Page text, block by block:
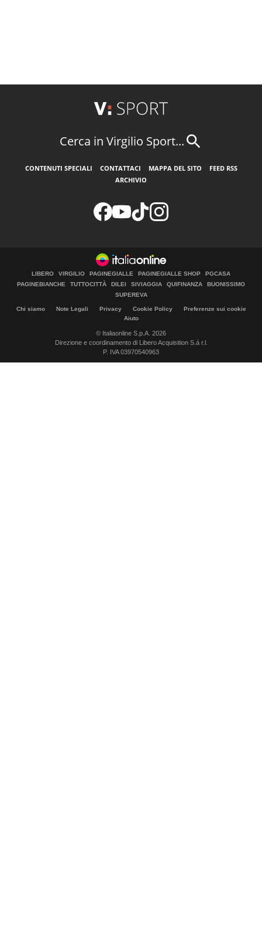
Cerca in Virgilio Sport...
CONTENUTI SPECIALI CONTATTACI MAPPA DEL SITO
FEED RSS
ARCHIVIO
LIBERO VIRGILIO PAGINEGIALLE PAGINEGIALLE SHOP
PGCASA
PAGINEBIANCHE
TUTTOCITTÀ DILEI SIVIAGGIA QUIFINANZA
BUONISSIMO
SUPEREVA
Chi siamo Note Legali Privacy Cookie Policy
Preferenze sui cookie
Aiuto
© Italiaonline S.p.A. 2026
Direzione e coordinamento di Libero Acquisition S.á r.l.
P. IVA 03970540963